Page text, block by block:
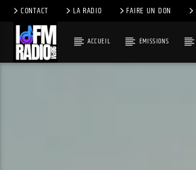
CONTACT LA RADIO FAIRE UN DON
ACCUEIL ÉMISSIONS